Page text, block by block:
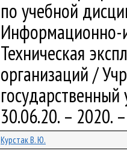
по учебной
Информационно-
Техническая
организаций /
30.06.20. –
Курстак В. Ю.